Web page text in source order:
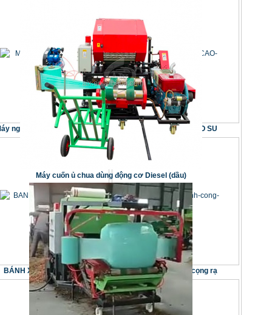
Máy cuốn ủ chua dùng động cơ Diesel (dầu)
nghiền rơm XM-SSJ-800 BÁNH XE H350 CAO SU
BÁNH XE H350 CAO SU Máy in nhãn tinh cọng rạ